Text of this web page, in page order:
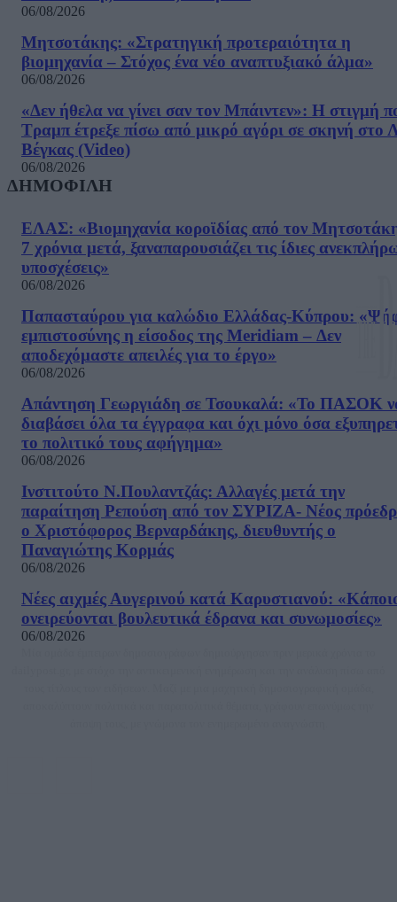
06/08/2026
Μητσοτάκης: «Στρατηγική προτεραιότητα η
βιομηχανία – Στόχος ένα νέο αναπτυξιακό άλμα»
06/08/2026
«Δεν ήθελα να γίνει σαν τον Μπάιντεν»: Η στιγμή
Τραμπ έτρεξε πίσω από μικρό αγόρι σε σκηνή στο
Βέγκας (Video)
06/08/2026
ΔΗΜΟΦΙΛΗ
ΕΛΑΣ: «Βιομηχανία κοροϊδίας από τον
7 χρόνια μετά, ξαναπαρουσιάζει τις ίδιες
υποσχέσεις»
06/08/2026
Παπασταύρου για καλώδιο Ελλάδας-Κύπρου:
εμπιστοσύνης η είσοδος της Meridiam – Δεν
αποδεχόμαστε απειλές για το έργο»
06/08/2026
Απάντηση Γεωργιάδη σε Τσουκαλά: «Το ΠΑΣΟΚ
διαβάσει όλα τα έγγραφα και όχι μόνο όσα
το πολιτικό τους αφήγημα»
06/08/2026
Ινστιτούτο Ν.Πουλαντζάς: Αλλαγές μετά την
παραίτηση Ρεπούση από τον ΣΥΡΙΖΑ- Νέος
ο Χριστόφορος Βερναρδάκης, διευθυντής ο
Παναγιώτης Κορμάς
06/08/2026
Νέες αιχμές Αυγερινού κατά Καρυστιανού:
ονειρεύονται βουλευτικά έδρανα και συνωμοσίες»
06/08/2026